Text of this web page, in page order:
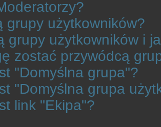
grupy użytkowników?
grupy użytkowników i
zostać przywódcą
"Domyślna grupa"?
"Domyślna grupa
link "Ekipa"?